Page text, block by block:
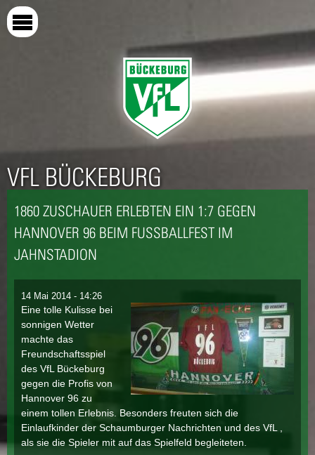
VFL BÜCKEBURG
1860 ZUSCHAUER ERLEBTEN EIN 1:7 GEGEN
HANNOVER 96 BEIM FUSSBALLFEST IM J
AHNSTADION
14 Mai 2014 - 14:26
Eine tolle Kulisse bei
sonnigen Wetter
machte das
Freundschaftsspiel
des VfL Bückeburg
gegen die Profis von
Hannover 96 zu
einem tollen Erlebnis. Besonders freuten sich die
Einlaufkinder der Schaumburger Nachrichten und des VfL ,
als sie die Spieler mit auf das Spielfeld begleiteten.